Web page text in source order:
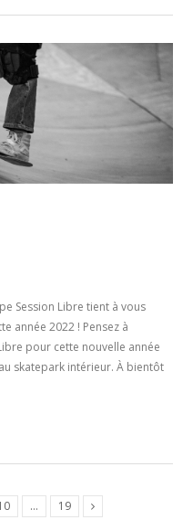
Session Libre tient à vous
année 2022 ! Pensez à
pour cette nouvelle année
skatepark intérieur. À bientôt
… 19